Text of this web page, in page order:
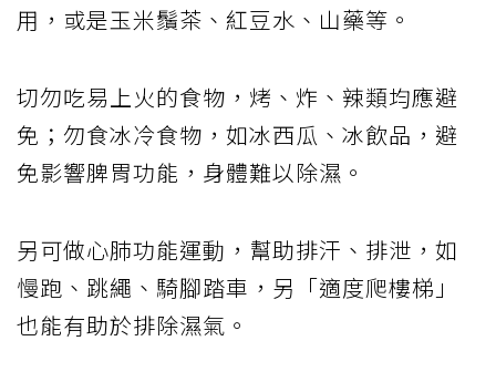
用，或是玉米鬚茶、紅豆水、山藥等。
切勿吃易上火的食物，烤、炸、辣類均應避
免；勿食冰冷食物，如冰西瓜、冰飲品，避
免影響脾胃功能，身體難以除濕。
另可做心肺功能運動，幫助排汗、排泄，如
慢跑、跳繩、騎腳踏車，另「適度爬樓梯」
也能有助於排除濕氣。